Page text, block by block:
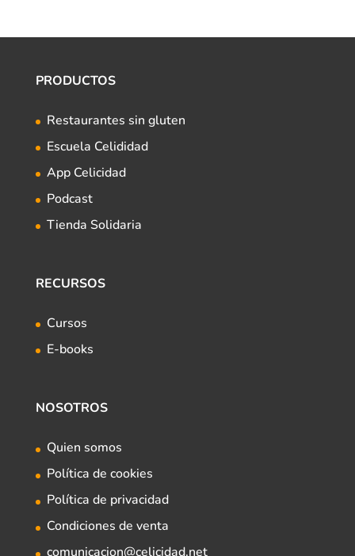
PRODUCTOS
Restaurantes sin gluten
Escuela Celididad
App Celicidad
Podcast
Tienda Solidaria
RECURSOS
Cursos
E-books
NOSOTROS
Quien somos
Política de cookies
Política de privacidad
Condiciones de venta
comunicacion@celicidad.net